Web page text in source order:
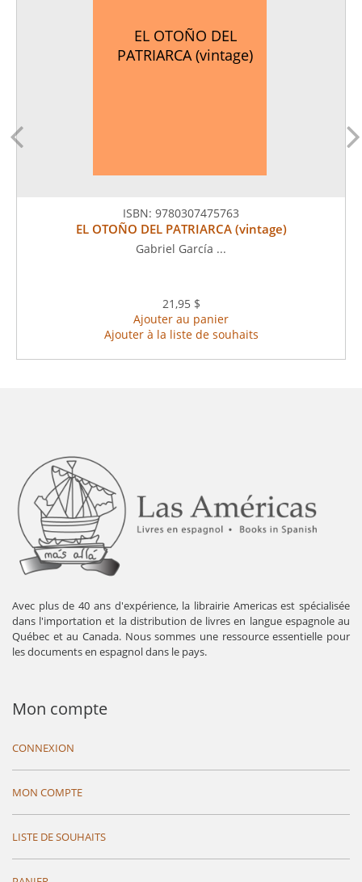
EL OTOÑO DEL
PATRIARCA (vintage)
ISBN: 9780307475763
EL OTOÑO DEL PATRIARCA (vintage)
Gabriel García ...
21,95 $
Ajouter au panier
Ajouter à la liste de souhaits
Avec plus de 40 ans d'expérience, la librairie Americas est spécialisée
dans l'importation et la distribution de livres en langue espagnole au
Québec et au Canada. Nous sommes une ressource essentielle pour
les documents en espagnol dans le pays.
Mon compte
CONNEXION
MON COMPTE
LISTE DE SOUHAITS